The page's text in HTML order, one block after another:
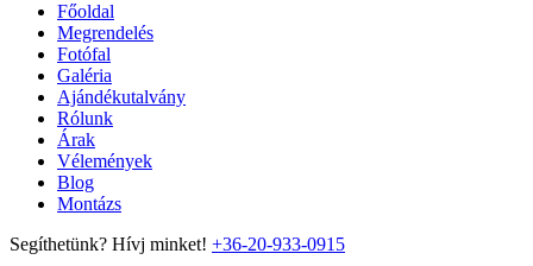
Főoldal
Megrendelés
Fotófal
Galéria
Ajándékutalvány
Rólunk
Árak
Vélemények
Blog
Montázs
Segíthetünk? Hívj minket! +36-20-933-0915